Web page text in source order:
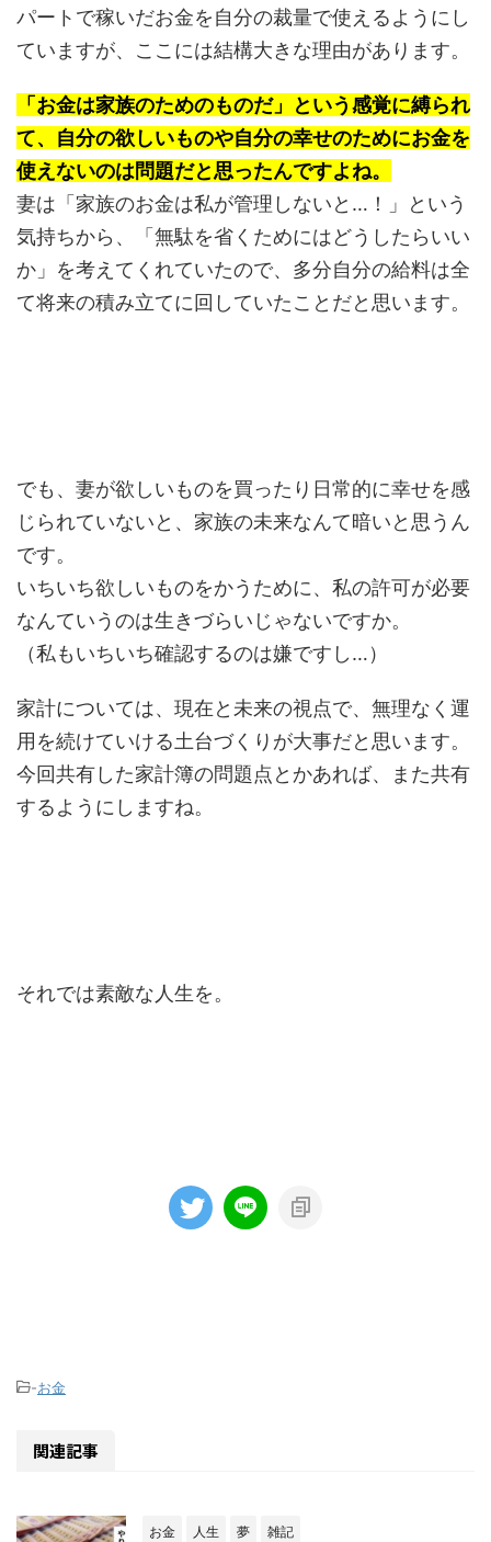
パートで稼いだお金を自分の裁量で使えるようにし
ていますが、ここには結構大きな理由があります。
「お金は家族のためのものだ」という感覚に縛られ
て、自分の欲しいものや自分の幸せのためにお金を
使えないのは問題だと思ったんですよね。
妻は「家族のお金は私が管理しないと…！」という
気持ちから、「無駄を省くためにはどうしたらいい
か」を考えてくれていたので、多分自分の給料は全
て将来の積み立てに回していたことだと思います。
でも、妻が欲しいものを買ったり日常的に幸せを感
じられていないと、家族の未来なんて暗いと思うん
です。
いちいち欲しいものをかうために、私の許可が必要
なんていうのは生きづらいじゃないですか。
（私もいちいち確認するのは嫌ですし…）
家計については、現在と未来の視点で、無理なく運
用を続けていける土台づくりが大事だと思います。
今回共有した家計簿の問題点とかあれば、また共有
するようにしますね。
それでは素敵な人生を。
-お金
関連記事
お金 人生 夢 雑記